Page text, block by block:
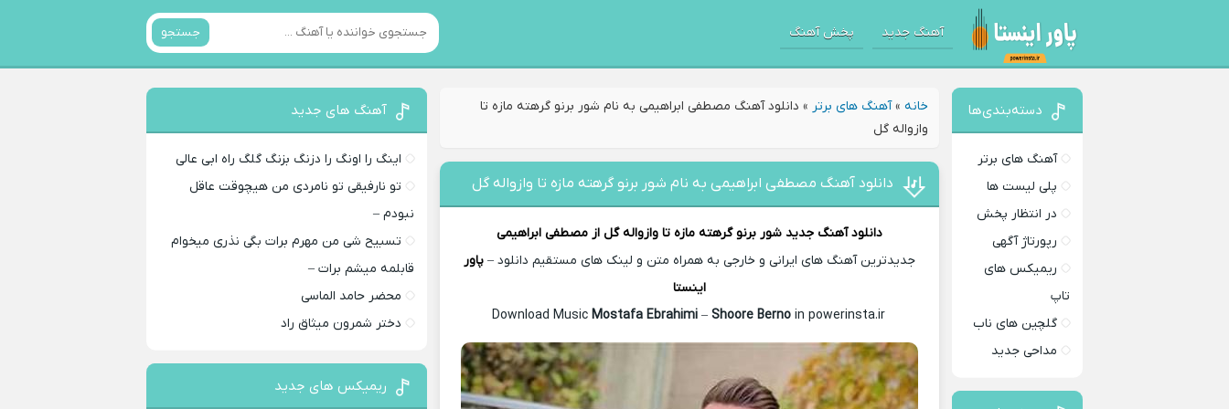
آهنگ جدید پخش آهنگ جستجو
خانه »آهنگ های برتر » دانلود آهنگ مصطفی ابراهیمی به نام شور برنو گرهته مازه تا
وازواله گل
دانلود آهنگ مصطفی ابراهیمی به نام شور برنو گرهته مازه تا وازواله گل
دانلود آهنگ جدید شور برنو گرهته مازه تا وازواله گل ازمصطفی ابراهیمی
جدیدترین آهنگ های ایرانی و خارجی به همراه متن و لینک های مستقیم دانلود –پاور
اینستا
Mostafa Ebrahimi –Shoore Bernoin powerinsta.ir
دسته‌بندی‌ها
آهنگ های برتر
پلی لیست ها
در انتظار پخش
رپورتاژ آگهی
ریمیکس های
تاپ
گلچین های ناب
مداحی جدید
آهنگ های جدید
اینگ را اونگ را دزنگ بزنگ گلگ راه ابی عالی
تو نارفیقی تو نامردی من هیچوقت عاقل
نبودم –
تسبیح شی من مهرم برات بگی نذری میخوام
قابلمه میشم برات –
محضر حامد الماسی
دختر شمرون میثاق راد
ریمیکس های جدید